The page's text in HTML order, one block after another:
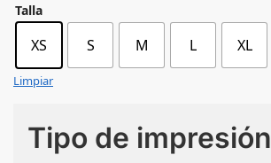
Talla
XS S M L XL
Limpiar
Tipo de impresión